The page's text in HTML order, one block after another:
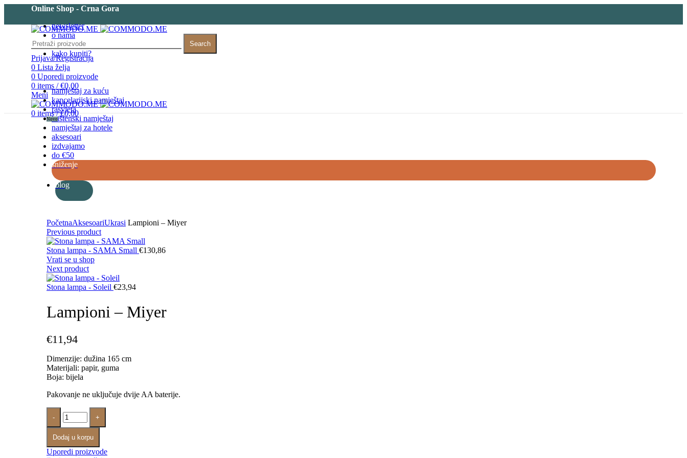
Online Shop - Crna Gora
newsletter
o nama
kontakt
kako kupiti?
Search
Prijava/Registracija
0 Lista želja
0 Uporedi proizvode
0 items / €0,00
Meni
0 items / €0,00
namještaj za kuću
kancelarijski namještaj
rasvjeta
baštenski namještaj
namještaj za hotele
aksesoari
izdvajamo
do €50
sniženje
blog
Novo
PočetnaAksesoariUkrasi Lampioni – Miyer
Previous product
Stona lampa - SAMA Small €130,86
Vrati se u shop
Next product
Stona lampa - Soleil €23,94
Lampioni – Miyer
€11,94
Dimenzije: dužina 165 cm
Materijali: papir, guma
Boja: bijela
Pakovanje ne uključuje dvije AA baterije.
Dodaj u korpu
Uporedi proizvode